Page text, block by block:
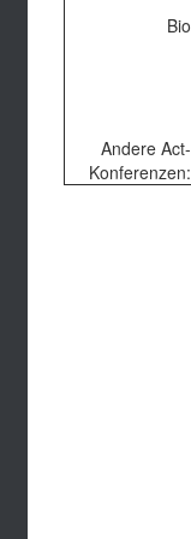
Bio
Andere Act-
Konferenzen: